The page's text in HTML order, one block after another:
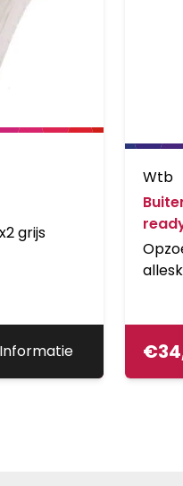
grijs
Informatie
Wtb
veel
€